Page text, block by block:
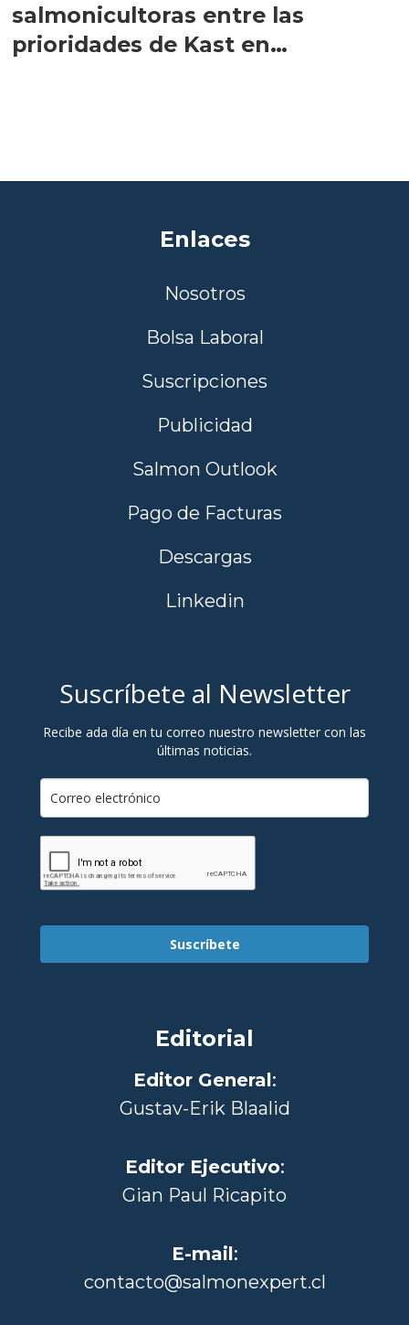
salmonicultoras entre las
prioridades de Kast en
Enlaces
Nosotros
Bolsa Laboral
Suscripciones
Publicidad
Salmon Outlook
Pago de Facturas
Descargas
Linkedin
Suscríbete al Newsletter
Recibe ada día en tu correo nuestro newsletter con las
últimas noticias.
Suscríbete
Editorial
Editor General:
Gustav-Erik Blaalid
Editor Ejecutivo:
Gian Paul Ricapito
E-mail:
contacto@salmonexpert.cl